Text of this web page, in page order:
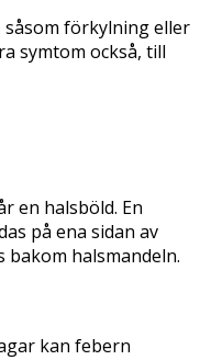
såsom förkylning eller
symtom också, till
en halsböld. En
på ena sidan av
bakom halsmandeln.
kan febern